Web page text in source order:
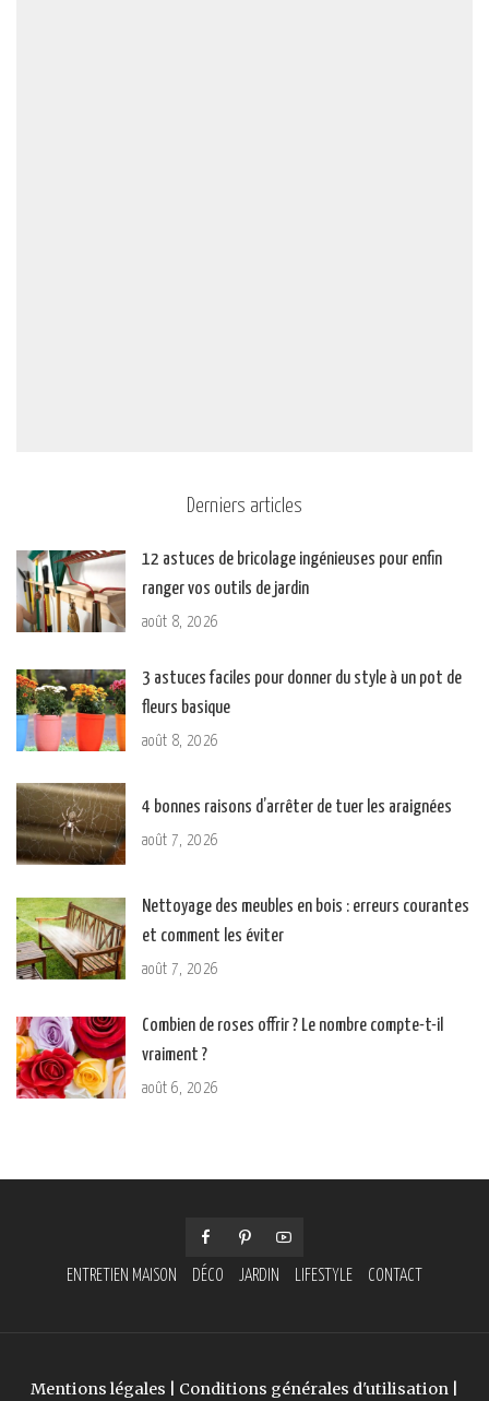
Derniers articles
12 astuces de bricolage ingénieuses pour enfin
ranger vos outils de jardin
août 8, 2026
3 astuces faciles pour donner du style à un pot de
fleurs basique
août 8, 2026
4 bonnes raisons d’arrêter de tuer les araignées
août 7, 2026
Nettoyage des meubles en bois : erreurs courantes
et comment les éviter
août 7, 2026
Combien de roses offrir ? Le nombre compte-t-il
vraiment ?
août 6, 2026
ENTRETIEN MAISON DÉCO JARDIN LIFESTYLE CONTACT
Mentions légales Conditions générales d'utilisation